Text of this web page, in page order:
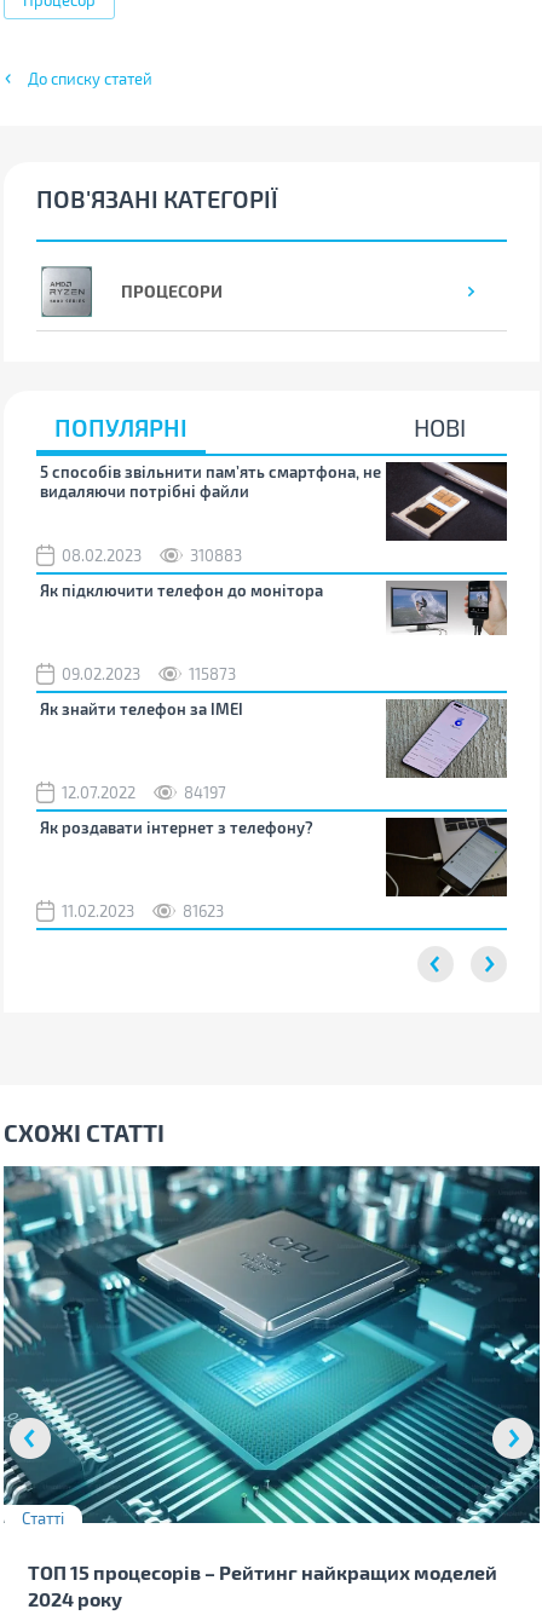
До списку статей
ПОВ'ЯЗАНІ КАТЕГОРІЇ
ПРОЦЕСОРИ
ПОПУЛЯРНІ НОВІ
5 способів звільнити пам’ять смартфона, не
видаляючи потрібні файли
08.02.2023
310883
Як підключити телефон до монітора
09.02.2023
115873
Як знайти телефон за IMEI
12.07.2022
84197
Як роздавати інтернет з телефону?
11.02.2023 81623
СХОЖІ СТАТТІ
Статті
ТОП 15 процесорів – Рейтинг найкращих моделей
2024 року